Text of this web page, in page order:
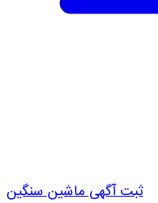
آگهی ماشین سنگین